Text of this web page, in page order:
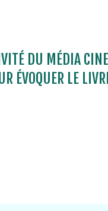
DU MÉDIA
ÉVOQUER LE